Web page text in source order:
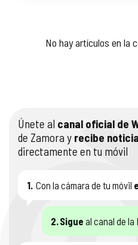
No hay artículos en la
Únete al canal oficial de
de Zamora y recibe
directamente en tu móvil
1. Con la cámara de tu móvil
2.Sigue al canal de la